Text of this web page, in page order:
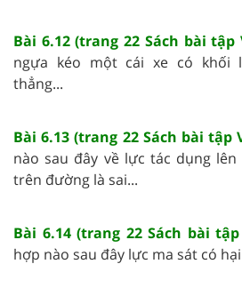
Bài 6.12 (trang 22 Sách bài tập
ngựa kéo một cái xe có khối
thẳng...
Bài 6.13 (trang 22 Sách bài tập
nào sau đây về lực tác dụng
trên đường là sai...
Bài 6.14 (trang 22 Sách bài
hợp nào sau đây lực ma sát có